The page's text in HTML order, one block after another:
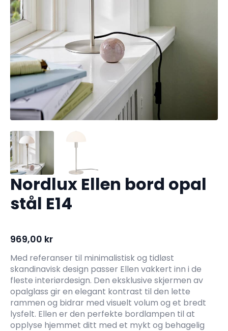
Nordlux Ellen bord opal
stål E14
969,00 kr
Med referanser til minimalistisk og tidløst
skandinavisk design passer Ellen vakkert inn i de
fleste interiørdesign. Den eksklusive skjermen av
opalglass gir en elegant kontrast til den lette
rammen og bidrar med visuelt volum og et bredt
lysfelt. Ellen er den perfekte bordlampen til at
opplyse hjemmet ditt med et mykt og behagelig